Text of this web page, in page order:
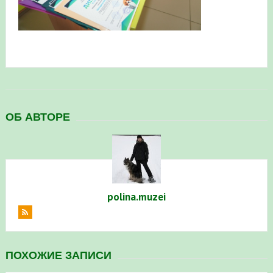
Республике Башкортостан
ОБ АВТОРЕ
polina.muzei
ПОХОЖИЕ ЗАПИСИ